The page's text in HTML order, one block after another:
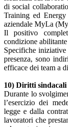
di social
Training ed
aziendale MyLa
Il positivo
condizione
Specifiche
presenza, sono
efficace dei team a
10) Diritti sindacali
Durante lo
l’esercizio dei
legge e dalla
lavoratori che